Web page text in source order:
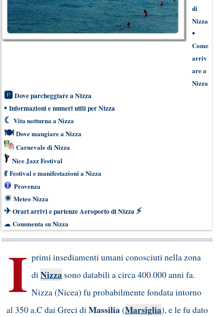
di
Nizza
•
Come
arriv
are a
Nizza
🅿 Dove parcheggiare a Nizza
• Informazioni e numeri utili per Nizza
☾ Vita notturna a Nizza
🍽 Dove mangiare a Nizza
Carnevale di Nizza
Nice Jazz Festival
💃 Festival e manifestazioni a Nizza
Provenza
☀ Meteo Nizza
✈Orari arrivi e partenze Aeroporto di Nizza ⚡
☁ Commenta su Nizza
I primi insediamenti umani conosciuti nella zona
diNizzasono databili a circa 400.000 anni fa.
Nizza (Nicea) fu probabilmente fondata intorno
al 350 a.C dai Greci diMassilia(Marsiglia), e le fu dato